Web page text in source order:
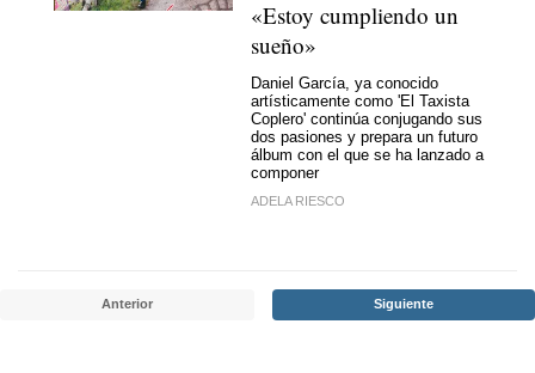
«Estoy cumpliendo un
sueño»
Daniel García, ya conocido
artísticamente como 'El Taxista
Coplero' continúa conjugando sus
dos pasiones y prepara un futuro
álbum con el que se ha lanzado a
componer
ADELA RIESCO
Anterior Siguiente